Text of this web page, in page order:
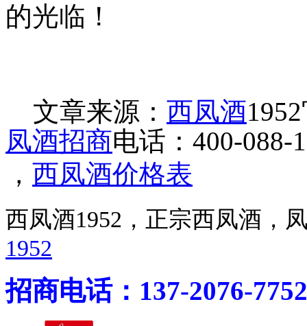
的光临！
文章来源： 西凤酒
凤酒招商电话：400-088-
， 西凤酒价格表
西凤酒1952，正宗西凤酒
1952
招商电话：137-2076-7752